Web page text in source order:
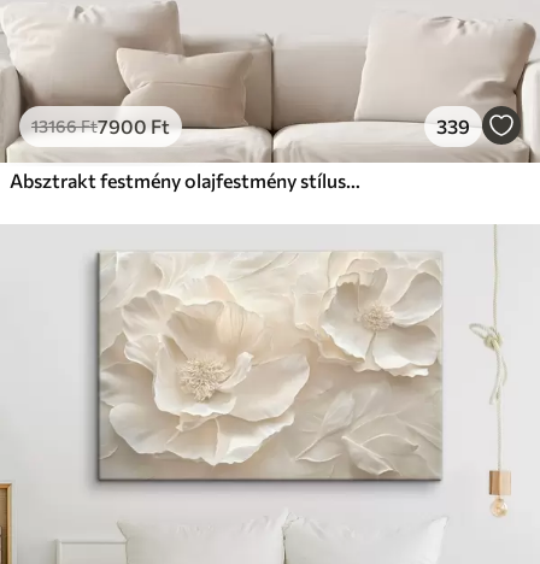
13166Ft7900Ft 339
Absztrakt festmény olajfestmény stílusban